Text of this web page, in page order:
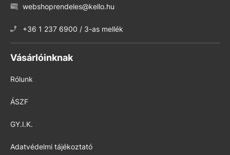
webshoprendeles@kello.hu
+36 1 237 6900 / 3-as mellék
Vásárlóinknak
Rólunk
ÁSZF
GY.I.K.
Adatvédelmi tájékoztató